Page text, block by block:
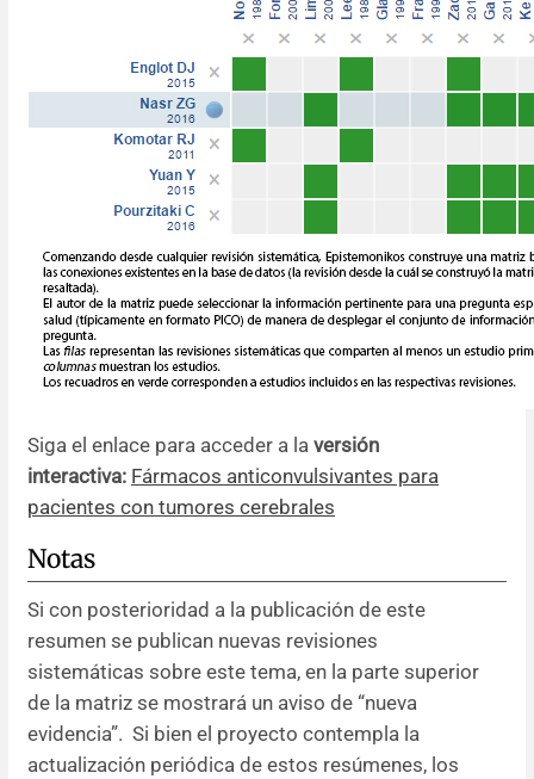
Siga el enlace para acceder a la versión
interactiva: Fármacos anticonvulsivantes para
pacientes con tumores cerebrales
Notas
Si con posterioridad a la publicación de este
resumen se publican nuevas revisiones
sistemáticas sobre este tema, en la parte superior
de la matriz se mostrará un aviso de “nueva
evidencia”. Si bien el proyecto contempla la
actualización periódica de estos resúmenes, los